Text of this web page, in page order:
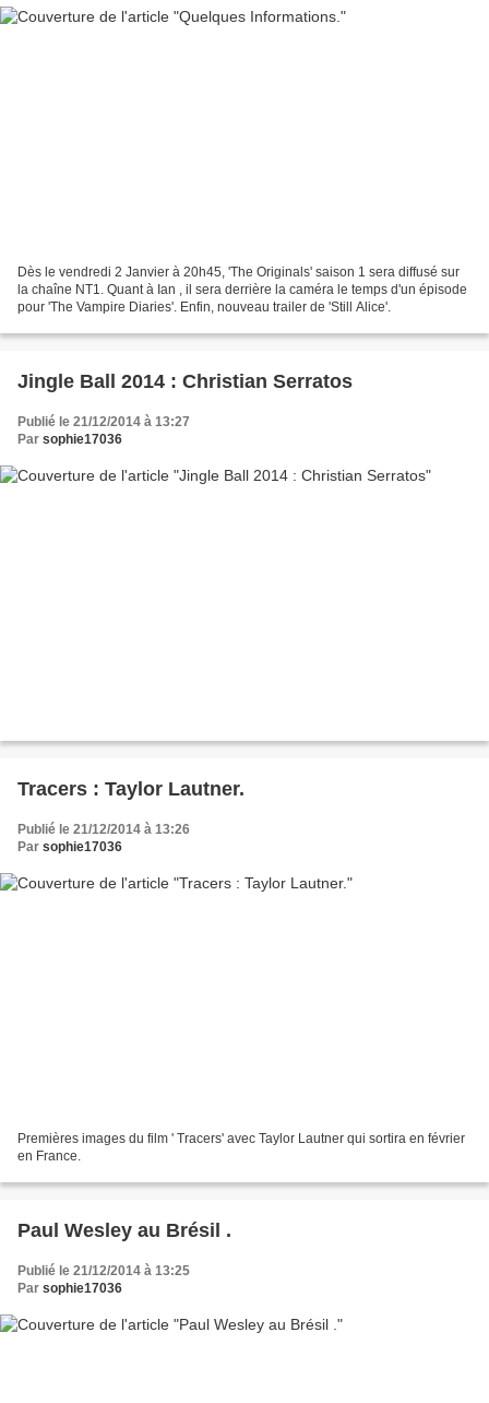
Dès le vendredi 2 Janvier à 20h45, 'The Originals' saison 1 sera diffusé sur
la chaîne NT1. Quant à Ian , il sera derrière la caméra le temps d'un épisode
pour 'The Vampire Diaries'. Enfin, nouveau trailer de 'Still Alice'.
Jingle Ball 2014 : Christian Serratos
Publié le 21/12/2014 à 13:27
Par sophie17036
Tracers : Taylor Lautner.
Publié le 21/12/2014 à 13:26
Par sophie17036
Premières images du film ' Tracers' avec Taylor Lautner qui sortira en février
en France.
Paul Wesley au Brésil .
Publié le 21/12/2014 à 13:25
Par sophie17036